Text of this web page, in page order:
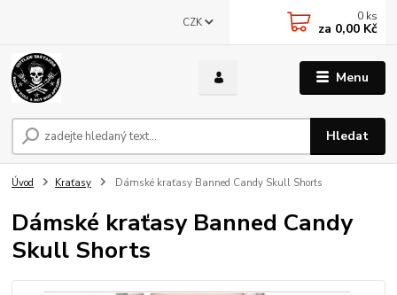
Menu
CZK
Hledat
0 ks
za 0,00 Kč
Úvod Kraťasy Dámské kraťasy Banned Candy Skull Shorts
Dámské kraťasy Banned Candy
Skull Shorts